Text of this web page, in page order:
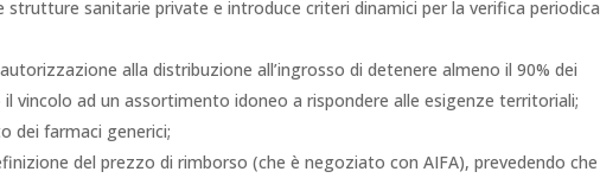
strutture sanitarie private e introduce criteri dinamici per la verifica periodica
alla distribuzione all’ingrosso di detenere almeno il 90% dei
il vincolo ad un assortimento idoneo a rispondere alle esigenze territoriali;
dei farmaci generici;
del prezzo di rimborso (che è negoziato con AIFA), prevedendo che